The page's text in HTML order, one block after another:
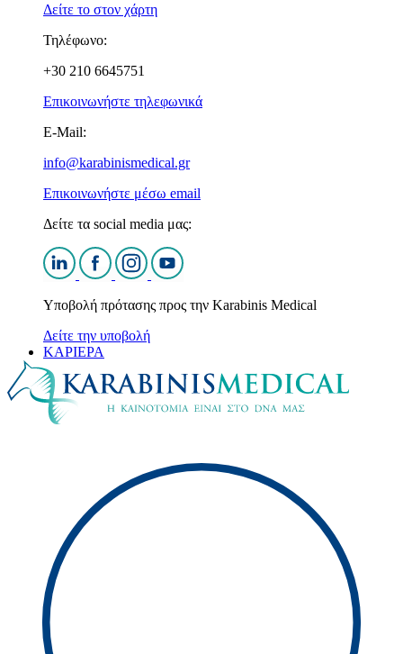
Δείτε το στον χάρτη
Τηλέφωνο:
+30 210 6645751
Επικοινωνήστε τηλεφωνικά
E-Mail:
info@karabinismedical.gr
Επικοινωνήστε μέσω email
Δείτε τα social media μας:
Υποβολή πρότασης προς την Karabinis Medical
Δείτε την υποβολή
ΚΑΡΙΕΡΑ